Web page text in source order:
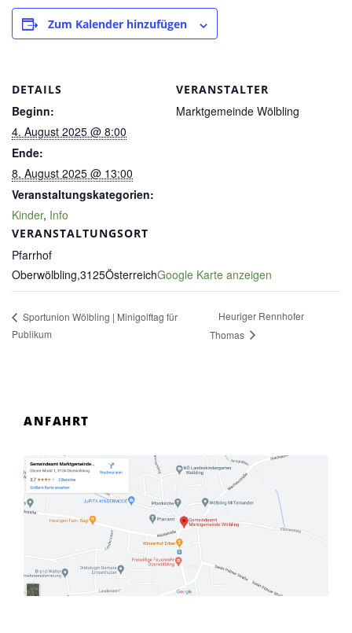
Zum Kalender hinzufügen
DETAILS
Beginn:
4. August 2025 @ 8:00
Ende:
8. August 2025 @ 13:00
Veranstaltungskategorien:
Kinder, Info
VERANSTALTUNGSORT
Pfarrhof
Oberwölbling,3125ÖsterreichGoogle Karte anzeigen
VERANSTALTER
Marktgemeinde Wölbling
Sportunion Wölbling | Minigolftag für
Publikum
Heuriger Rennhofer
Thomas
ANFAHRT